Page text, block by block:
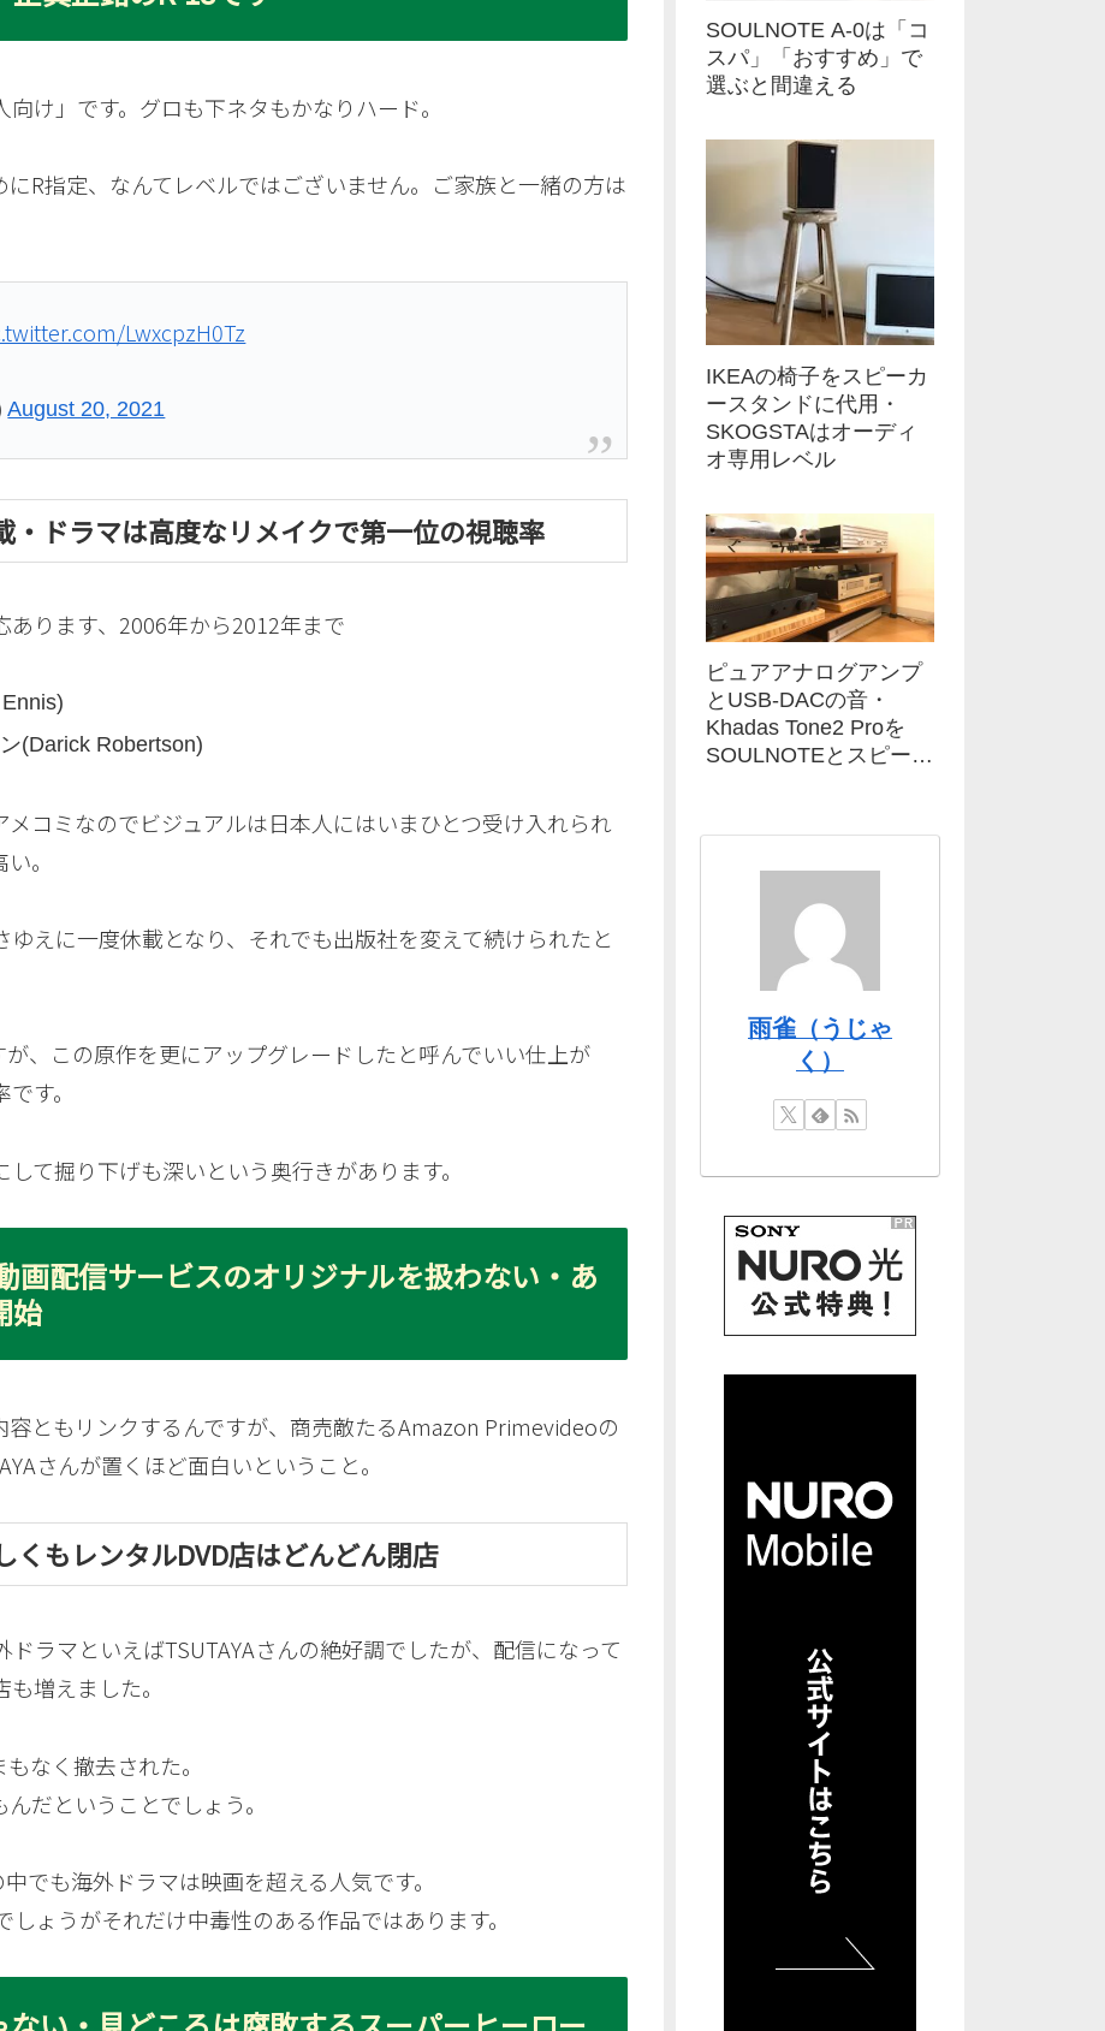
け」です。グロも下ネタもかなりハード。
R指定、なんてレベルではございません。ご家族と一緒の方は
LwxcpzH0Tz
August 20, 2021
・ドラマは高度なリメイクで第一位の視聴率
ります、2006年から2012年まで
(Darick Robertson)
コミなのでビジュアルは日本人にはいまひとつ受け入れられ
。
えに一度休載となり、それでも出版社を変えて続けられたと
、この原作を更にアップグレードしたと呼んでいい仕上が
す。
て掘り下げも深いという奥行きがあります。
画配信サービスのオリジナルを扱わない・あ
始
ともリンクするんですが、商売敵たるAmazon Primevideoの
さんが置くほど面白いということ。
くもレンタルDVD店はどんどん閉店
ラマといえばTSUTAYAさんの絶好調でしたが、配信になって
増えました。
なく撤去された。
だということでしょう。
でも海外ドラマは映画を超える人気です。
ょうがそれだけ中毒性のある作品ではあります。
SOULNOTE A-0は「コ
スパ」「おすすめ」で
選ぶと間違える
IKEAの椅子をスピーカ
ースタンドに代用・
SKOGSTAはオーディ
オ専用レベル
ピュアアナログアンプ
とUSB-DACの音・
Khadas Tone2 Proを
SOULNOTEとスピーカ
雨雀（うじゃ
く）